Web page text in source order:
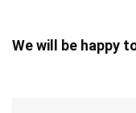
We will be happy